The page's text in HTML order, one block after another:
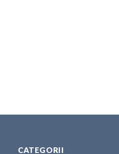
CATEGORII